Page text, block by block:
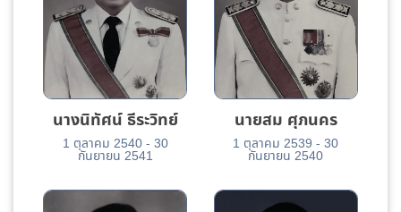
นางนิทัศน์ ธีระวิทย์
1 ตุลาคม 2540- 30
กันยายน 2541
นายสม ศุภนคร
1 ตุลาคม 2539 -30
กันยายน 2540